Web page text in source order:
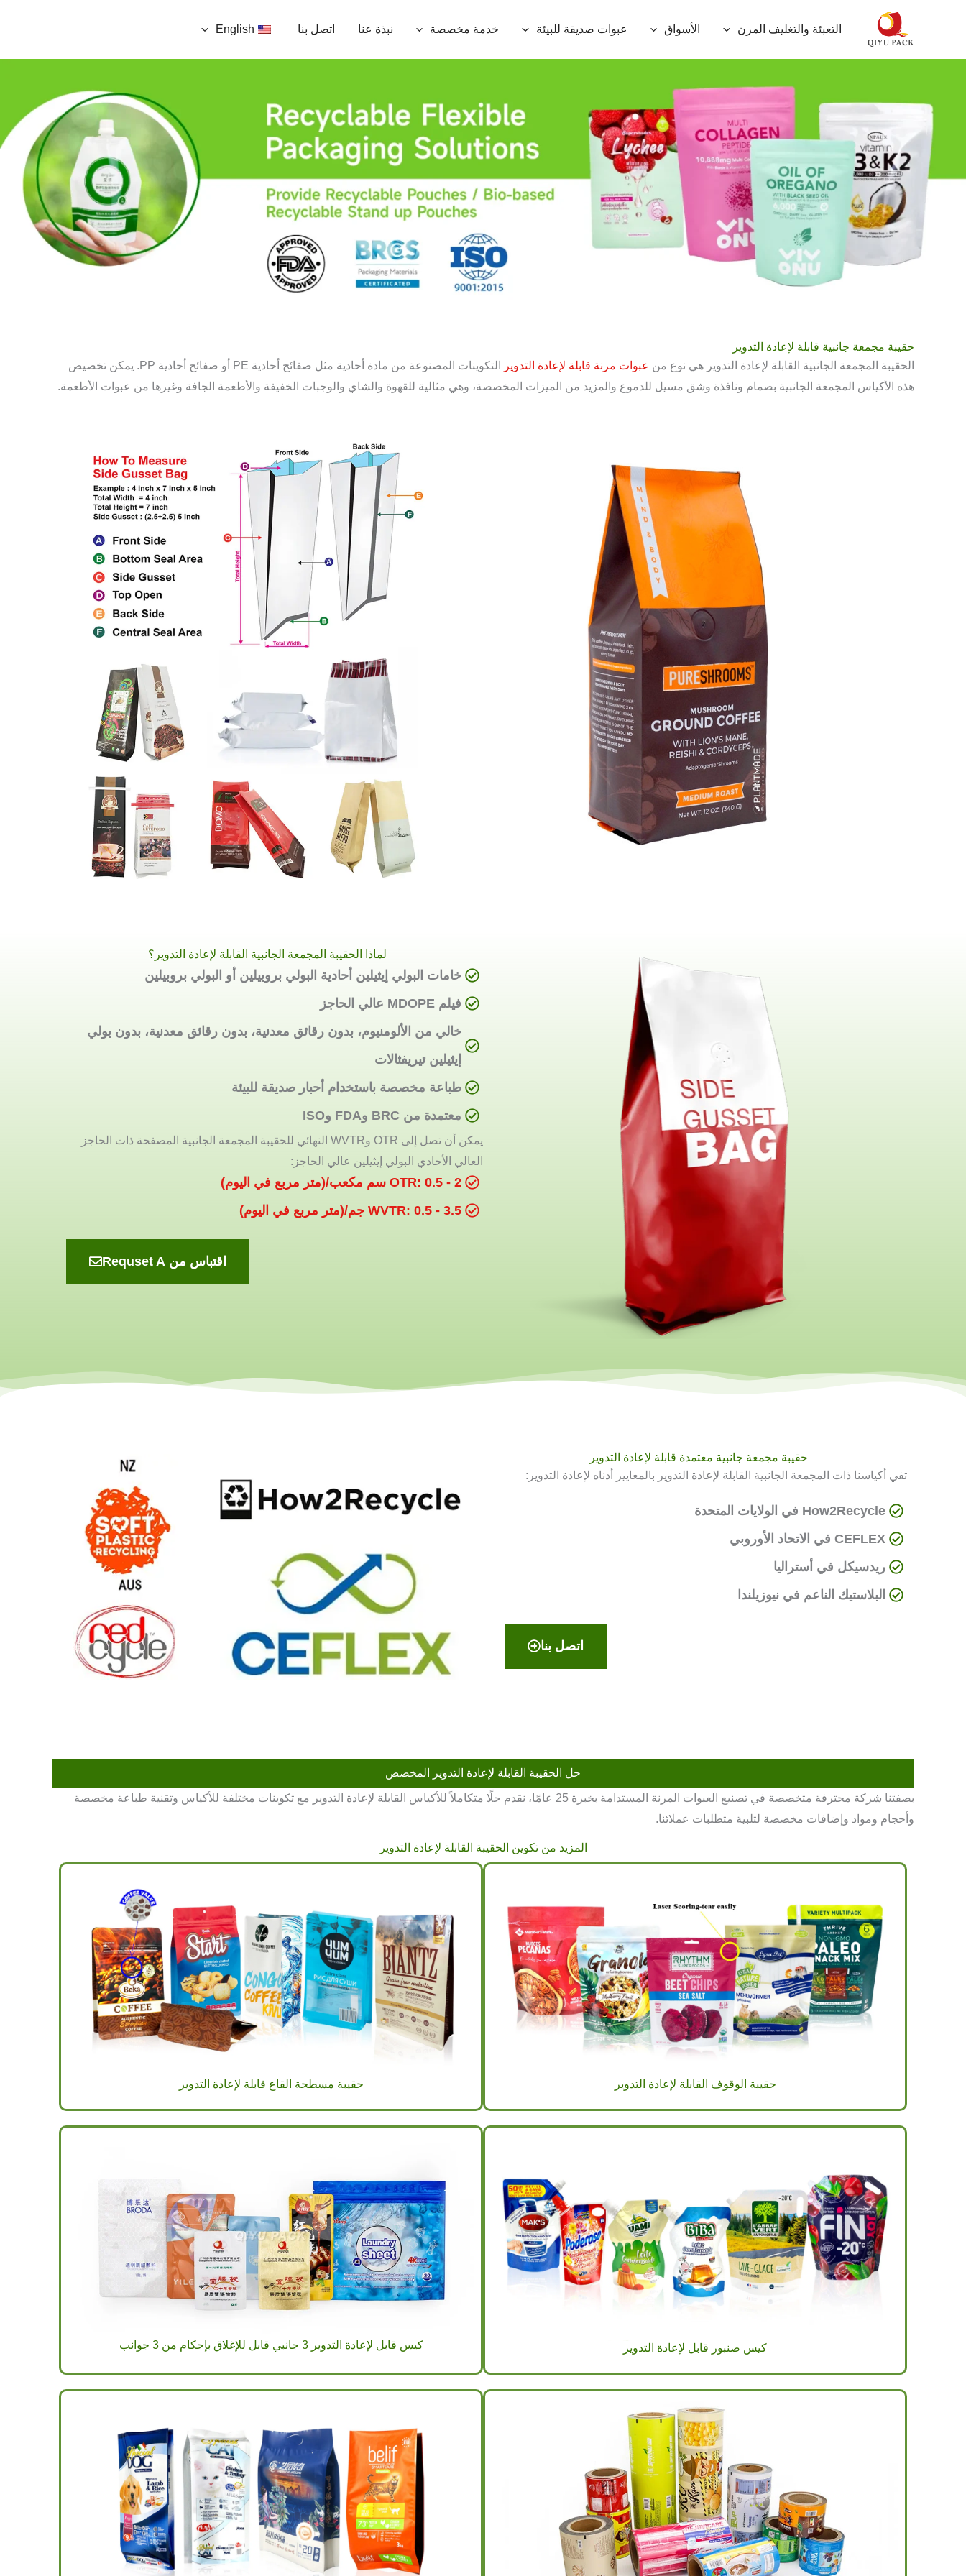
التعبئة والتغليف المرن الأسواق عبوات صديقة للبيئة خدمة مخصصة نبذة عنا اتصل بنا English
حقيبة مجمعة جانبية قابلة لإعادة التدوير
الحقيبة المجمعة الجانبية القابلة لإعادة التدوير هي نوع من عبوات مرنة قابلة لإعادة التدوير
التكوينات المصنوعة من مادة أحادية مثل صفائح أحادية PE أو صفائح أحادية PP. يمكن تخصيص
هذه الأكياس المجمعة الجانبية بصمام ونافذة وشق مسيل للدموع والمزيد من الميزات المخصصة، وهي مثالية للقهوة والشاي والوجبات الخفيفة والأطعمة الجافة وغيرها من عبوات الأطعمة.
لماذا الحقيبة المجمعة الجانبية القابلة لإعادة التدوير؟
خامات البولي إيثيلين أحادية البولي بروبيلين أو البولي بروبيلين
فيلم MDOPE عالي الحاجز
خالي من الألومنيوم، بدون رقائق معدنية، بدون رقائق معدنية، بدون بولي
إيثيلين تيريفثالات
طباعة مخصصة باستخدام أحبار صديقة للبيئة
معتمدة من BRC وFDA وISO
يمكن أن تصل إلى OTR وWVTR النهائي للحقيبة المجمعة الجانبية المصفحة ذات الحاجز
العالي الأحادي البولي إيثيلين عالي الحاجز:
OTR: 0.5 - 2 سم مكعب/(متر مربع في اليوم)
WVTR: 0.5 - 3.5 جم/(متر مربع في اليوم)
اقتباس من Requset A
حقيبة مجمعة جانبية معتمدة قابلة لإعادة التدوير
تفي أكياسنا ذات المجمعة الجانبية القابلة لإعادة التدوير بالمعايير أدناه لإعادة التدوير:
How2Recycle في الولايات المتحدة
CEFLEX في الاتحاد الأوروبي
ريدسيكل في أستراليا
البلاستيك الناعم في نيوزيلندا
اتصل بنا
حل الحقيبة القابلة لإعادة التدوير المخصص
بصفتنا شركة محترفة متخصصة في تصنيع العبوات المرنة المستدامة بخبرة 25 عامًا، نقدم حلًا متكاملاً للأكياس القابلة لإعادة التدوير مع تكوينات مختلفة للأكياس وتقنية طباعة مخصصة
وأحجام ومواد وإضافات مخصصة لتلبية متطلبات عملائنا.
المزيد من تكوين الحقيبة القابلة لإعادة التدوير
حقيبة الوقوف القابلة لإعادة التدوير حقيبة مسطحة القاع قابلة لإعادة التدوير
كيس صنبور قابل لإعادة التدوير كيس قابل لإعادة التدوير 3 جانبي قابل للإغلاق بإحكام من 3 جوانب